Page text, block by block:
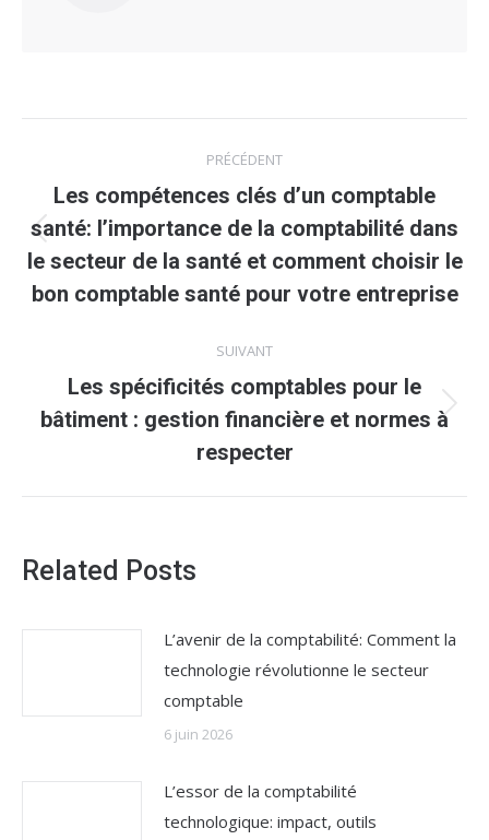
article
PRÉCÉDENT
Article
précédent
Les compétences clés d’un comptable
santé: l’importance de la comptabilité dans
le secteur de la santé et comment choisir le
bon comptable santé pour votre entreprise
SUIVANT
Article
suivant
Les spécificités comptables pour le
bâtiment : gestion financière et normes à
respecter
Related Posts
L’avenir de la comptabilité: Comment la
technologie révolutionne le secteur
comptable
6 juin 2026
L’essor de la comptabilité
technologique: impact, outils